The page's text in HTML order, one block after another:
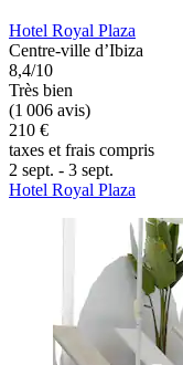
Hotel Royal Plaza
Centre-ville d’Ibiza
8,4/10
Très bien
(1 006 avis)
210 €
taxes et frais compris
2 sept. - 3 sept.
Hotel Royal Plaza